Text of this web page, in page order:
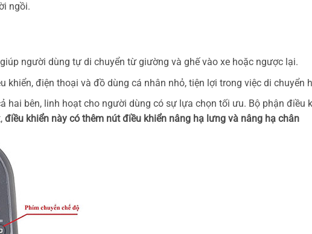
ngồi.
người dùng tự di chuyển từ giường và ghế vào xe hoặc ngược lại.
khiển, điện thoại và đồ dùng cá nhân nhỏ, tiện lợi trong việc di chuyển
hai bên, linh hoạt cho người dùng có sự lựa chọn tối ưu. Bộ phận điều
điều khiển này có thêm nút điều khiển nâng hạ lưng và nâng hạ chân